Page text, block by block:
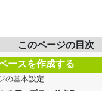
このページの目次
ースを作成する
の基本設定